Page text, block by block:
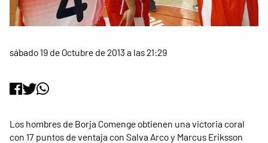
sábado 19 de Octubre de 2013 a las 21:29
Los hombres de Borja Comenge obtienen una victoria coral
con 17 puntos de ventaja con Salva Arco y Marcus Eriksson